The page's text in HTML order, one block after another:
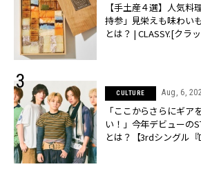
【手土産４選】人気料
持参」見栄えも味わい
とは？ | CLASSY.[クラ
CULTURE Aug, 6,
「ここからさらにギア
い！」今年デビューの
とは？【3rdシングル